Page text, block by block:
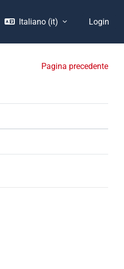
Italiano ‎(it)‎ Login
Pagina precedente